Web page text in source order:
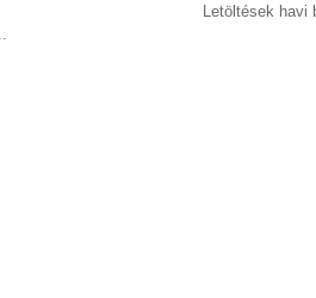
Letöltések havi